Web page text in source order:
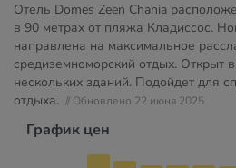
Отель Domes Zeen Chania
в 90 метрах от пляжа Кладиссос.
направлена на максимальное
средиземноморский отдых. Открыт
нескольких зданий. Подойдет для
отдыха. // Обновлено 22 июня 2025
График цен